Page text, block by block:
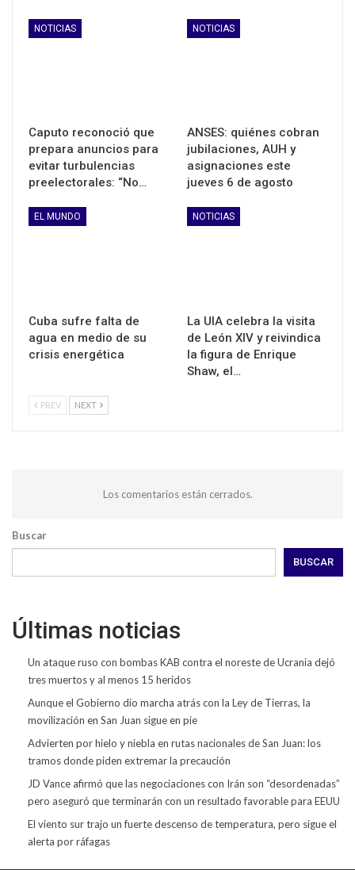
NOTICIAS
Caputo reconoció que
prepara anuncios para
evitar turbulencias
preelectorales: “No…
NOTICIAS
ANSES: quiénes cobran
jubilaciones, AUH y
asignaciones este
jueves 6 de agosto
EL MUNDO
Cuba sufre falta de
agua en medio de su
crisis energética
NOTICIAS
La UIA celebra la visita
de León XIV y reivindica
la figura de Enrique
Shaw, el…
PREV NEXT
Los comentarios están cerrados.
Buscar
BUSCAR
Últimas noticias
Un ataque ruso con bombas KAB contra el noreste de Ucrania dejó
tres muertos y al menos 15 heridos
Aunque el Gobierno dio marcha atrás con la Ley de Tierras, la
movilización en San Juan sigue en pie
Advierten por hielo y niebla en rutas nacionales de San Juan: los
tramos donde piden extremar la precaución
JD Vance afirmó que las negociaciones con Irán son “desordenadas”
pero aseguró que terminarán con un resultado favorable para EEUU
El viento sur trajo un fuerte descenso de temperatura, pero sigue el
alerta por ráfagas